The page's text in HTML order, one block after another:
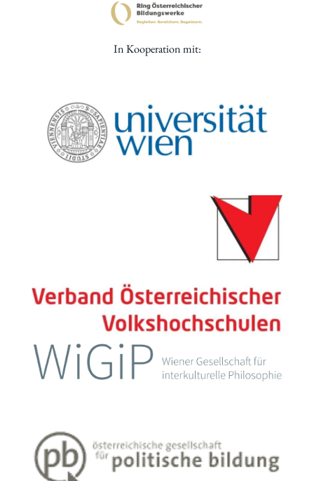
In Kooperation mit: